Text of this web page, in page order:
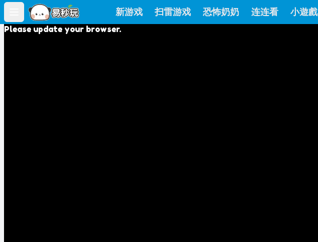
Open main menu
新游戏 扫雷游戏 恐怖奶奶 连连看 小遊戲